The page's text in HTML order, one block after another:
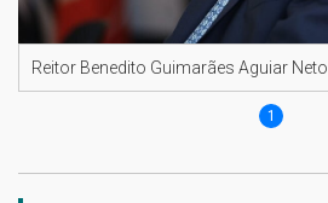
Reitor Benedito Guimarães Aguiar Neto
1